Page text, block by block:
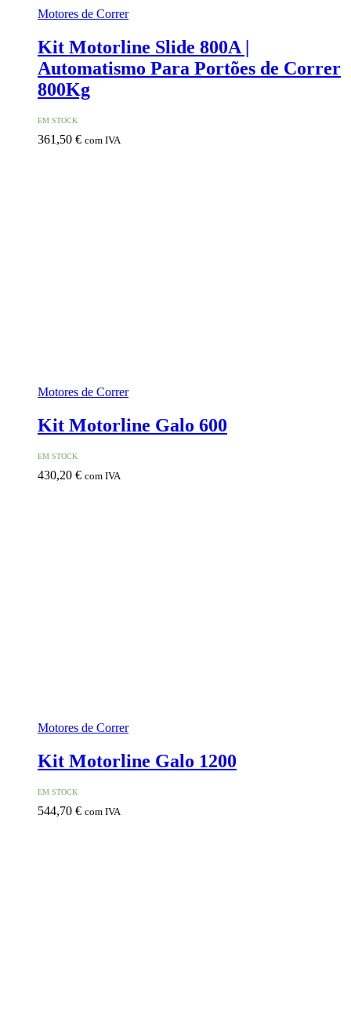
Motores de Correr
Kit Motorline Slide 800A |
Automatismo Para Portões de Correr
800Kg
EM STOCK
361,50 € com IVA
Motores de Correr
Kit Motorline Galo 600
EM STOCK
430,20 € com IVA
Motores de Correr
Kit Motorline Galo 1200
EM STOCK
544,70 € com IVA